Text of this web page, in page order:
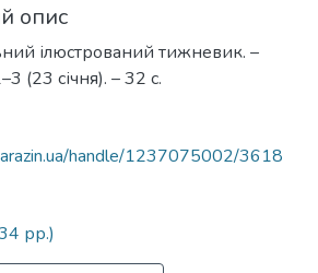
опис
ілюстрований тижневик. –
(23 січня). – 32 с.
handle/1237075002/3618
рр.)